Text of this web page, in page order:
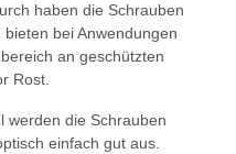
haben die Schrauben
bei Anwendungen
an geschützten
Rost.
werden die Schrauben
einfach gut aus.